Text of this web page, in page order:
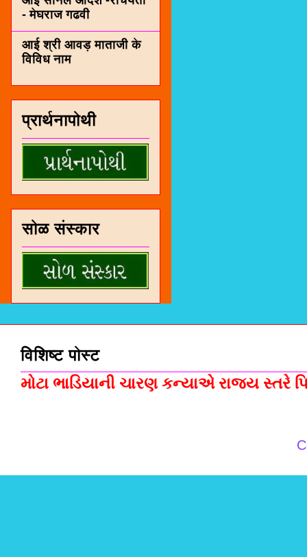
- मेघराज गढवी
आई श्री आवड़ माताजी के
विविध नाम
प्रार्थनापोथी
सोळ संस्कार
विशिष्ट पोस्ट
મોટા ભાડિયાની ચારણ કન્યાએ રાજ્ય સ્તરે